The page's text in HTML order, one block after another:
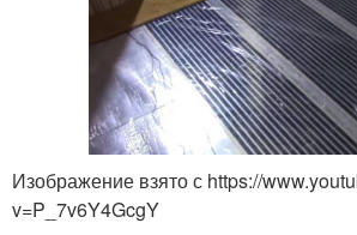
Изображение взято с https://
v=P_7v6Y4GcgY